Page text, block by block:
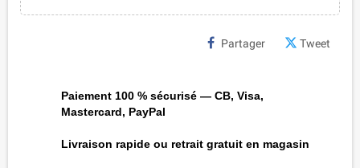
Partager Tweet
Paiement 100 % sécurisé — CB, Visa,
Mastercard, PayPal
Livraison rapide ou retrait gratuit en magasin